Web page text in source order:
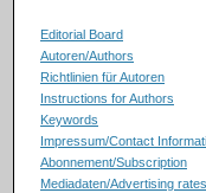
Editorial Board
Autoren/Authors
Richtlinien für Autoren
Instructions for Authors
Keywords
Impressum/Contact
Abonnement/Subscription
Mediadaten/Advertising rates